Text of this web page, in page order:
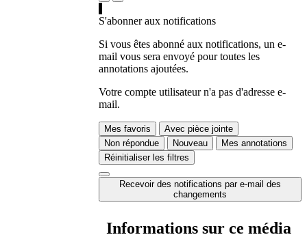
S'abonner aux notifications
Si vous êtes abonné aux notifications, un e-
mail vous sera envoyé pour toutes les
annotations ajoutées.
Votre compte utilisateur n'a pas d'adresse e-
mail.
Mes favoris
Avec pièce jointe
Non répondue
Nouveau
Mes annotations
Réinitialiser les filtres
Recevoir des notifications par e-mail des
changements
Informations sur ce média